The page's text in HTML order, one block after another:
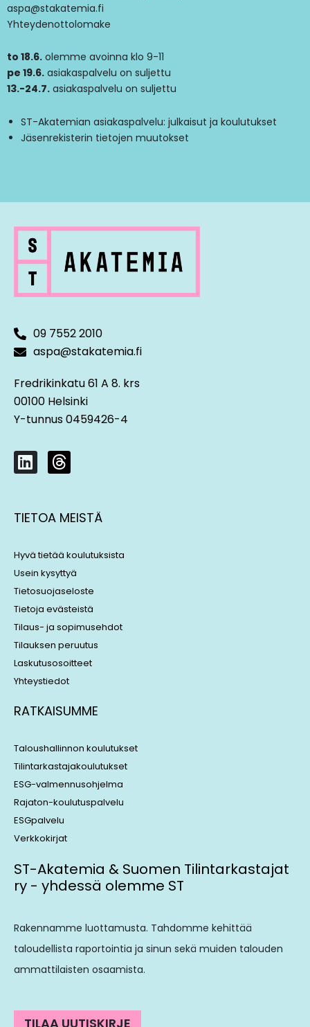
aspa@stakatemia.fi
Yhteydenottolomake
to 18.6. olemme avoinna klo 9-11
pe 19.6. asiakaspalvelu on suljettu
13.-24.7. asiakaspalvelu on suljettu
ST-Akatemian asiakaspalvelu: julkaisut ja koulutukset
Jäsenrekisterin tietojen muutokset
09 7552 2010
aspa@stakatemia.fi
Fredrikinkatu 61 A 8. krs
00100 Helsinki
Y-tunnus 0459426-4
L
i
k
e
i
n
T
h
e
a
s
TIETOA MEISTÄ
Hyvä tietää koulutuksista
Usein kysyttyä
Tietosuojaseloste
Tietoja evästeistä
Tilaus- ja sopimusehdot
Tilauksen peruutus
Laskutusosoitteet
Yhteystiedot
RATKAISUMME
Taloushallinnon koulutukset
Tilintarkastajakoulutukset
ESG-valmennusohjelma
Rajaton-koulutuspalvelu
ESGpalvelu
Verkkokirjat
ST-Akatemia & Suomen Tilintarkastajat
ry - yhdessä olemme ST
Rakennamme luottamusta. Tahdomme kehittää
taloudellista raportointia ja sinun sekä muiden talouden
ammattilaisten osaamista.
TILAA UUTISKIRJE